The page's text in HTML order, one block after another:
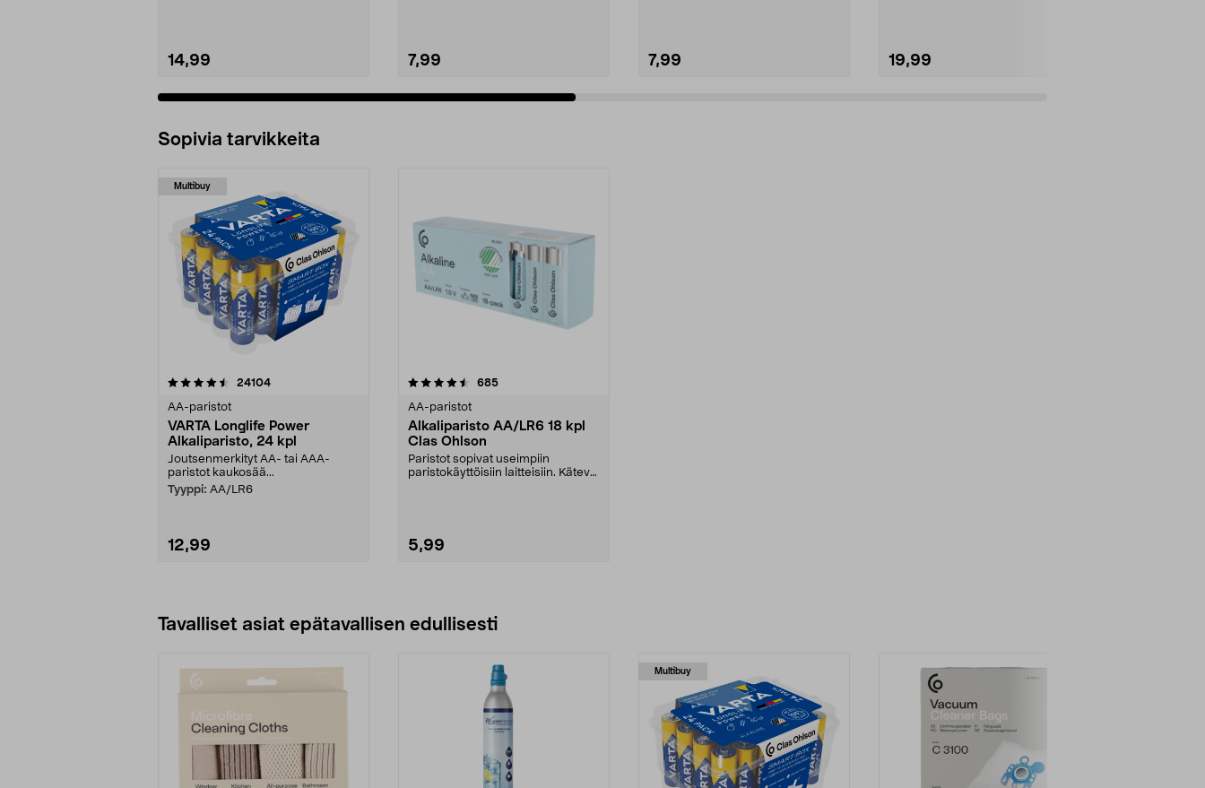
14,99 7,99 7,99 19,99
Sopivia tarvikkeita
Multibuy
24104arvostelut
AA-paristot
VARTA Longlife Power
Alkaliparisto, 24 kpl
Joutsenmerkityt AA- tai AAA-
paristot kaukosää...
Tyyppi: AA/LR6
12,99
4.5viidestä
685arvostelut
AA-paristot
Alkaliparisto AA/LR6 18 kpl
Clas Ohlson
Paristot sopivat useimpiin
paristokäyttöisiin laitteisiin. Kätevä
5,99
Tavalliset asiat epätavallisen edullisesti
Multibuy